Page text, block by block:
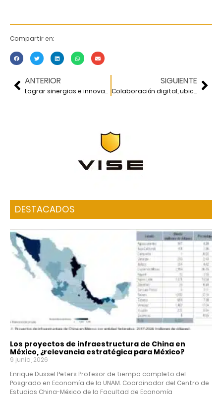
Compartir en:
ANTERIOR
Lograr sinergias e innovación
SIGUIENTE
Colaboración digital, ubicuidad y movilidad
DESTACADOS
Los proyectos de infraestructura de China en
México, ¿relevancia estratégica para México?
9 junio, 2026
Enrique Dussel Peters Profesor de tiempo completo del
Posgrado en Economía de la UNAM. Coordinador del Centro de
Estudios China-México de la Facultad de Economía